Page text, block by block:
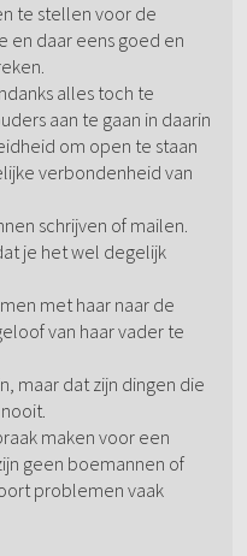
te stellen voor de
en daar eens goed en
alles toch te
aan te gaan in daarin
om open te staan
verbondenheid van
schrijven of mailen.
je het wel degelijk
met haar naar de
van haar vader te
maar dat zijn dingen die
maken voor een
geen boemannen of
problemen vaak